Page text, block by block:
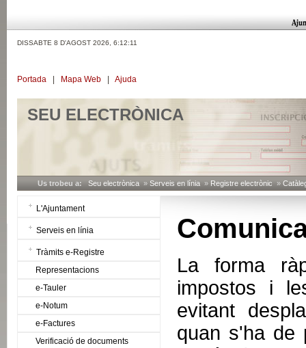
DISSABTE 8 D'AGOST 2026, 6:12:12
Portada Mapa Web Ajuda
SEU ELECTRÒNICA
Us trobeu a: Seu electrònica » Serveis en línia » Registre electrònic »
L'Ajuntament
Serveis en línia
Tràmits e-Registre
Representacions
e-Tauler
e-Notum
e-Factures
Verificació de documents
La forma
impostos i
evitant
quan s'ha de